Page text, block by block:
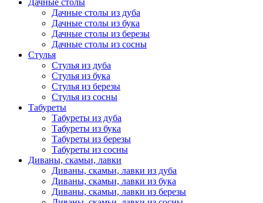
Дачные столы
Дачные столы из дуба
Дачные столы из бука
Дачные столы из березы
Дачные столы из сосны
Стулья
Стулья из дуба
Стулья из бука
Стулья из березы
Стулья из сосны
Табуреты
Табуреты из дуба
Табуреты из бука
Табуреты из березы
Табуреты из сосны
Диваны, скамьи, лавки
Диваны, скамьи, лавки из дуба
Диваны, скамьи, лавки из бука
Диваны, скамьи, лавки из березы